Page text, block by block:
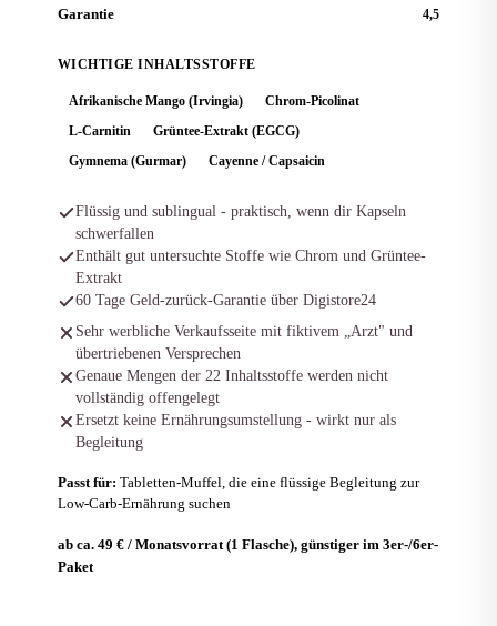
Garantie 4,5
WICHTIGE INHALTSSTOFFE
Afrikanische Mango (Irvingia)
Chrom-Picolinat
L-Carnitin
Grüntee-Extrakt (EGCG)
Gymnema (Gurmar)
Cayenne / Capsaicin
Flüssig und sublingual - praktisch, wenn dir Kapseln
schwerfallen
Enthält gut untersuchte Stoffe wie Chrom und Grüntee-
Extrakt
60 Tage Geld-zurück-Garantie über Digistore24
Sehr werbliche Verkaufsseite mit fiktivem „Arzt" und
übertriebenen Versprechen
Genaue Mengen der 22 Inhaltsstoffe werden nicht
vollständig offengelegt
Ersetzt keine Ernährungsumstellung - wirkt nur als
Begleitung
Passt für: Tabletten-Muffel, die eine flüssige Begleitung zur
Low-Carb-Ernährung suchen
ab ca. 49 € / Monatsvorrat (1 Flasche), günstiger im 3er-/6er-
Paket